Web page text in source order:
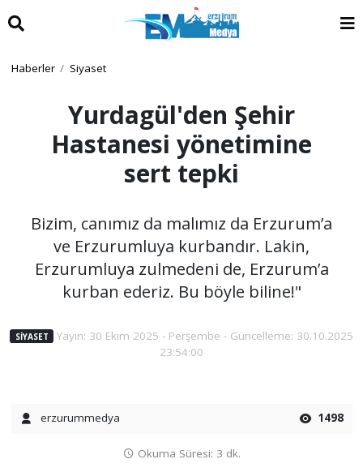
Haberler Siyaset
Yurdagül'den Şehir
Hastanesi yönetimine
sert tepki
Bizim, canımız da malımız da Erzurum’a
ve Erzurumluya kurbandır. Lakin,
Erzurumluya zulmedeni de, Erzurum’a
kurban ederiz. Bu böyle biline!"
SIYASET
Yayın: 30 Ekim 2025 - Perşembe - Güncelleme: 30.10.2025
23:54:00
erzurummedya 1498
Okuma Süresi: 3 dk.